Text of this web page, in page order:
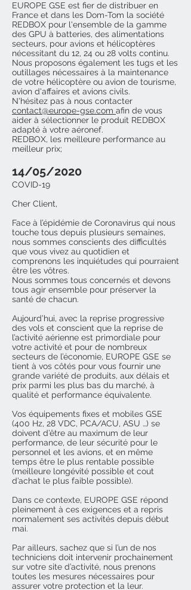
EUROPE GSE est fier de distribuer en
France et dans les Dom-Tom la société
REDBOX pour l'ensemble de la gamme ​
des GPU à batteries, des alimentations
secteurs, pour avions et hélicoptères
nécessitant du 12, 24 ou 28 volts continu.
Nous proposons également les tugs et les
outillages nécessaires à la maintenance
de votre hélicoptère ou avion de tourisme,
avion d'affaires et avions civils.
N'hésitez pas à nous contacter
contact@europe-gse.com afin de vous
aider à sélectionner le produit REDBOX
adapté à votre aéronef.
REDBOX, les meilleure performance au
meilleur prix;
14/05/2020
COVID-19
Cher Client,
Face à l’épidémie de Coronavirus qui nous
touche tous depuis plusieurs semaines,
nous sommes conscients des difficultés
que vous vivez au quotidien et
comprenons les inquiétudes qui pourraient
être les vôtres.
Nous sommes tous concernés et devons
tous agir ensemble pour préserver la
santé de chacun.
Aujourd’hui, avec la reprise progressive
des vols et conscient que la reprise de
l’activité aérienne est primordiale pour
votre activité et pour de nombreux
secteurs de l’économie, EUROPE GSE se
tient à vos côtés pour vous fournir une
grande variété de produits, aux délais et
prix parmi les plus bas du marché, à
qualité et performance équivalente.
Vos équipements fixes et mobiles GSE
(400 Hz, 28 VDC, PCA/ACU, ASU …) se
doivent d’être au maximum de leur
performance, de leur sécurité pour le
personnel et les avions, et en même
temps être le plus rentable possible
(meilleure longévité possible et cout
d’achat le plus faible possible).
Dans ce contexte, EUROPE GSE répond
pleinement à ces exigences et a repris
normalement ses activités depuis début
mai.
Par ailleurs, sachez que si l’un de nos
techniciens doit intervenir prochainement
sur votre site d’activité, nous prenons
toutes les mesures nécessaires pour
assurer votre protection et la leur.